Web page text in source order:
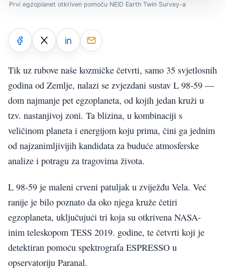
Prvi egzoplanet otkriven pomoću NEID Earth Twin Survey-a
Tik uz rubove naše kozmičke četvrti, samo 35 svjetlosnih
godina od Zemlje, nalazi se zvjezdani sustav L 98-59 —
dom najmanje pet egzoplaneta, od kojih jedan kruži u
tzv. nastanjivoj zoni. Ta blizina, u kombinaciji s
veličinom planeta i energijom koju prima, čini ga jednim
od najzanimljivijih kandidata za buduće atmosferske
analize i potragu za tragovima života.
L 98-59 je maleni crveni patuljak u zviježđu Vela. Već
ranije je bilo poznato da oko njega kruže četiri
egzoplaneta, uključujući tri koja su otkrivena NASA-
inim teleskopom TESS 2019. godine, te četvrti koji je
detektiran pomoću spektrografa ESPRESSO u
opservatoriju Paranal.